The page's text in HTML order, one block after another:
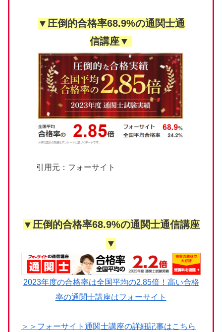
▼圧倒的合格率68.9%の通関士通
信講座▼
引用元：フォーサイト
▼圧倒的合格率68.9%の通関士通信講座
▼
2023年度の合格率は全国平均の2.85倍！高い合格
率の通関士講座はフォーサイト
＞＞フォーサイト通関士講座の詳細記事はこちら